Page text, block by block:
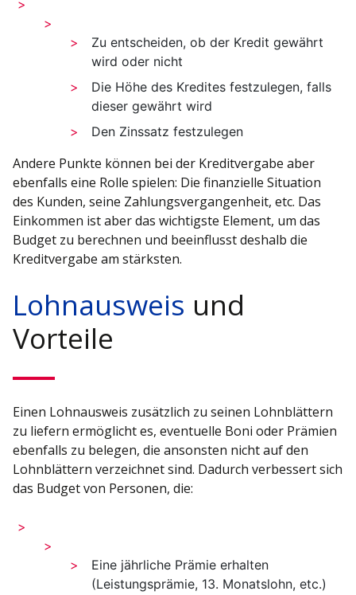
Zu entscheiden, ob der Kredit gewährt
wird oder nicht
Die Höhe des Kredites festzulegen, falls
dieser gewährt wird
Den Zinssatz festzulegen
Andere Punkte können bei der Kreditvergabe aber
ebenfalls eine Rolle spielen: Die finanzielle Situation
des Kunden, seine Zahlungsvergangenheit, etc. Das
Einkommen ist aber das wichtigste Element, um das
Budget zu berechnen und beeinflusst deshalb die
Kreditvergabe am stärksten.
Lohnausweis und
Vorteile
Einen Lohnausweis zusätzlich zu seinen Lohnblättern
zu liefern ermöglicht es, eventuelle Boni oder Prämien
ebenfalls zu belegen, die ansonsten nicht auf den
Lohnblättern verzeichnet sind. Dadurch verbessert sich
das Budget von Personen, die:
Eine jährliche Prämie erhalten
(Leistungsprämie, 13. Monatslohn, etc.)